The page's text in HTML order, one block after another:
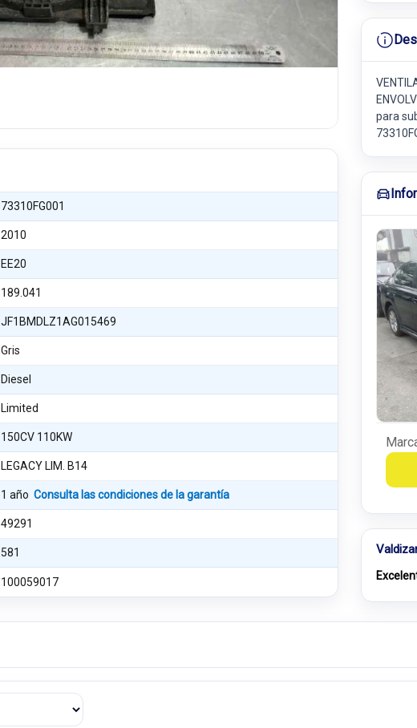
73310FG001
2010
EE20
189.041
JF1BMDLZ1AG015469
Gris
Diesel
Limited
150CV 110KW
LEGACY LIM. B14
1 añoConsulta las condiciones de la garantía
49291
581
100059017
para